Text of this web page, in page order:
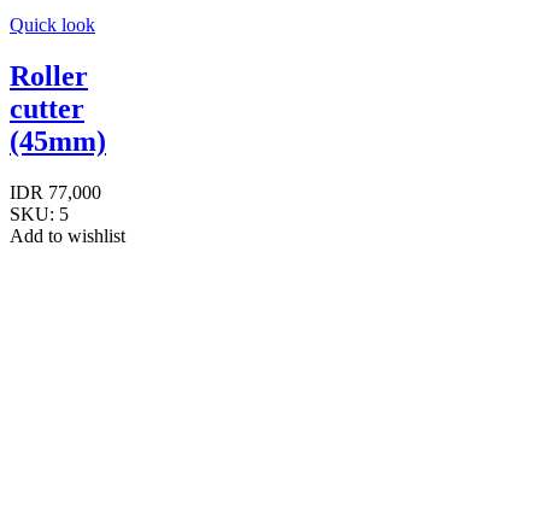
Quick look
Roller
cutter
(45mm)
IDR 77,000
SKU: 5
Add to wishlist